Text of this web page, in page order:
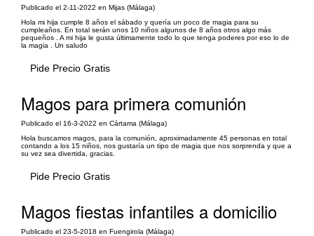
Publicado el 2-11-2022 en Mijas (Málaga)
Hola mi hija cumple 8 años el sábado y quería un poco de magia para su
cumpleaños. En total serán unos 10 niños algunos de 8 años otros algo más
pequeños . A mi hija le gusta últimamente todo lo que tenga poderes por eso lo de
la magia . Un saludo
Pide Precio Gratis
Magos para primera comunión
Publicado el 16-3-2022 en Cártama (Málaga)
Hola buscamos magos, para la comunión, aproximadamente 45 personas en total
contando a los 15 niños, nos gustaría un tipo de magia que nos sorprenda y que a
su vez sea divertida, gracias.
Pide Precio Gratis
Magos fiestas infantiles a domicilio
Publicado el 23-5-2018 en Fuengirola (Málaga)